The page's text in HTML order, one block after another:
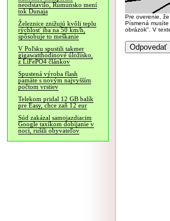
neodstavilo, Rumunsko mení
tok Dunaja
Železnice znižujú kvôli teplu
rýchlosť iba na 50 km/h,
spôsobuje to meškanie
V Poľsku spustili takmer
gigawatthodinové úložisko,
z LiFePO4 článkov
Spustená výroba flash
pamäte s novým najvyšším
počtom vrstiev
Telekom pridal 12 GB balík
pre Easy, chce zaň 12 eur
Súd zakázal samojazdiacim
Google taxíkom dobíjanie v
noci, rušili obyvateľov
Pre overenie,
Písmená
obrázok". V